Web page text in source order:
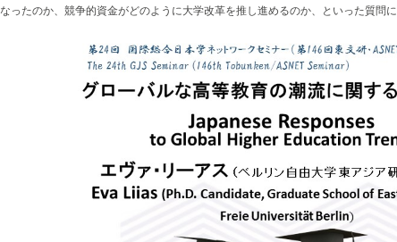
なったのか、競争的資金がどのように大学改革を推し進めるのか、といった質問に